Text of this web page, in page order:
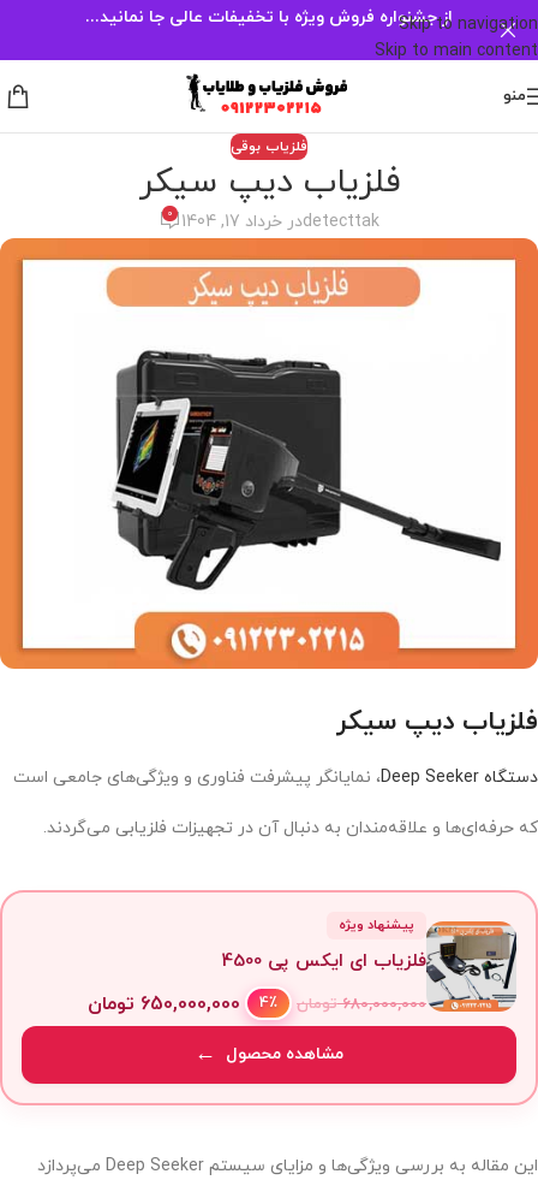
Skip to navigation
Skip to main content
از جشنواره فروش ویژه با تخفیفات عالی جا نمانید...
منو
فلزیاب بوقی
فلزیاب دیپ سیکر
detecttakدر خرداد 17, 1404 0
فلزیاب دیپ سیکر
دستگاه Deep Seeker ، نمایانگر پیشرفت فناوری و ویژگی‌های جامعی است
که حرفه‌ای‌ها و علاقه‌مندان به دنبال آن در تجهیزات فلزیابی می‌گردند.
پیشنهاد ویژه
فلزیاب ای ایکس پی 4500
680,000,000 تومان 4٪ 650,000,000 تومان
مشاهده محصول
این مقاله به بررسی ویژگی‌ها و مزایای سیستم Deep Seeker می‌پردازد